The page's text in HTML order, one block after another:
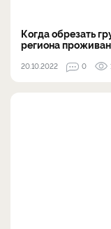
Когда обрезать
региона
20.10.2022 0